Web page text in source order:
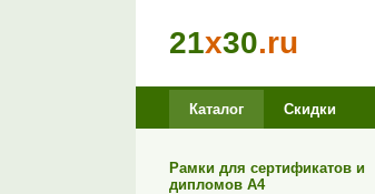
21x30.ru
Каталог Скидки
Рамки для сертификатов и
дипломов А4